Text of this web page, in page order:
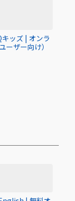
キッズ | オンラ
ーザー向け）